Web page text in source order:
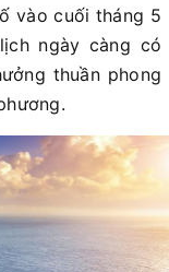
vào cuối tháng 5
ngày càng có
thuần phong